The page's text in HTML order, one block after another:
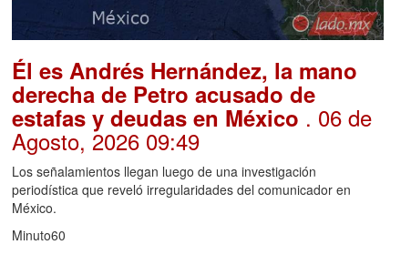
Él es Andrés Hernández, la mano
derecha de Petro acusado de
estafas y deudas en México . 06 de
Agosto, 2026 09:49
Los señalamientos llegan luego de una investigación
periodística que reveló irregularidades del comunicador en
México.
Minuto60